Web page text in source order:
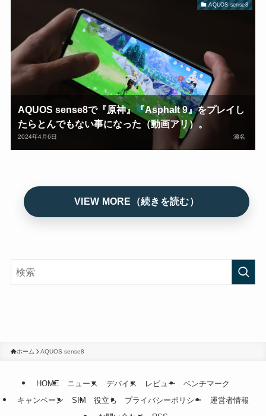
AQUOS sense8
AQUOS sense8で『原神』『Asphalt 9』をプレイし
たらとんでもない事になった（動画アリ）。
2024年4月6日 瀬名
ホーム AQUOS sense8
HOME ニュース デバイス レビュー
ベンチマーク
キャンペーン
SIM 役立ち プライバシーポリシー
運営者情報